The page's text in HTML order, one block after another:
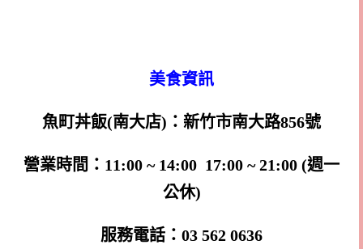
美食資訊
魚町丼飯(南大店)：新竹市南大路856號
營業時間：11:00 ~ 14:00 17:00 ~ 21:00 (週一
公休)
服務電話：03 562 0636